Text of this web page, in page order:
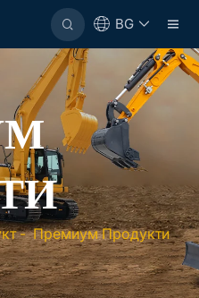
BG
-Премиум Продукти